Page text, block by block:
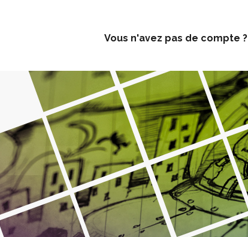
Vous n'avez pas de compte ?